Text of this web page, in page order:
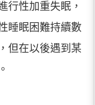
行性加重失眠，
睡眠困難持續數
但在以後遇到某
。